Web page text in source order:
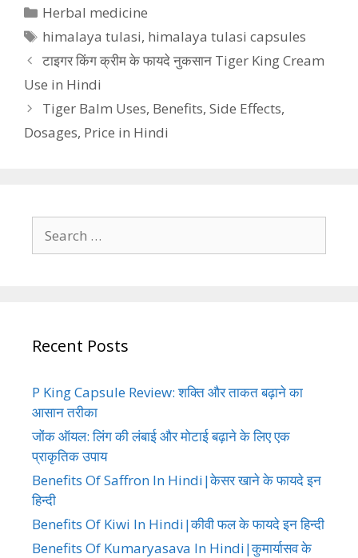
Categories
Herbal medicine
Tags
himalaya tulasi, himalaya tulasi capsules
टाइगर किंग क्रीम के फायदे नुकसान Tiger King Cream
Use in Hindi
Tiger Balm Uses, Benefits, Side Effects,
Dosages, Price in Hindi
for:
Recent Posts
P King Capsule Review: शक्ति और ताकत बढ़ाने का
आसान तरीका
जोंक ऑयल: लिंग की लंबाई और मोटाई बढ़ाने के लिए एक
प्राकृतिक उपाय
Benefits Of Saffron In Hindi|केसर खाने के फायदे इन
हिन्दी
Benefits Of Kiwi In Hindi|कीवी फल के फायदे इन हिन्दी
Benefits Of Kumaryasava In Hindi|कुमार्यासव के